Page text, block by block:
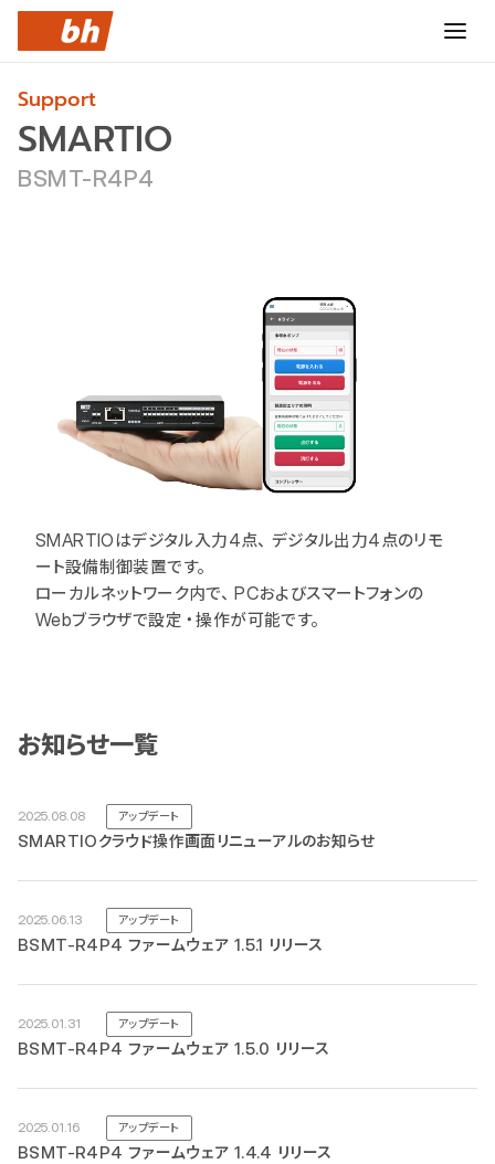
SMARTIO
BSMT-R4P4
SMARTIOはデジタル入力4点、デジタル出力4点のリモ
ート設備制御装置です。
ローカルネットワーク内で、PCおよびスマートフォンの
Webブラウザで設定・操作が可能です。
お知らせ一覧
2025.08.08 アップデート
SMARTIOクラウド操作画面リニューアルのお知らせ
2025.06.13 アップデート
BSMT-R4P4 ファームウェア 1.5.1 リリース
2025.01.31 アップデート
BSMT-R4P4 ファームウェア 1.5.0 リリース
2025.01.16 アップデート
BSMT-R4P4 ファームウェア 1.4.4 リリース